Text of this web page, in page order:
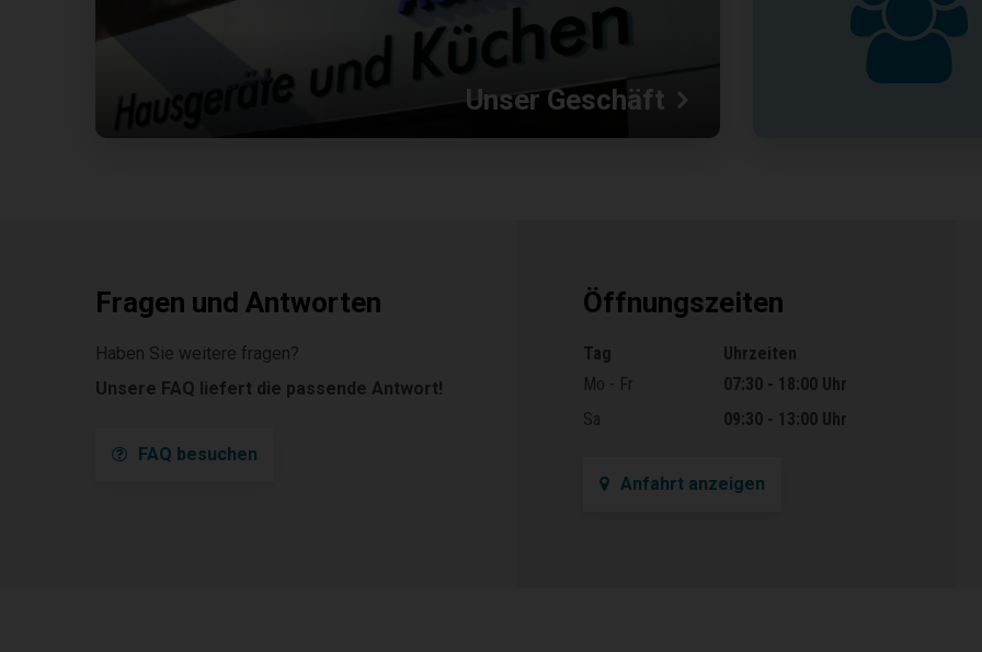
Unser Geschäft
Fragen und Antworten
Haben Sie weitere fragen?
Unsere FAQ liefert die passende Antwort!
FAQ besuchen
Öffnungszeiten
Öffnungszeiten
Tag
Uhrzeiten
Mo - Fr
07:30 - 18:00 Uhr
Sa
09:30 - 13:00 Uhr
Anfahrt anzeigen